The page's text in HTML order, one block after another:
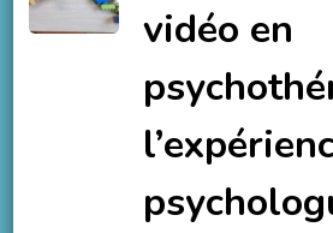
vidéo en